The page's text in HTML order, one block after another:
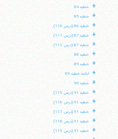
+ خطبه 84
+ خطبه 85
+ خطبه 86 (درس 110)
+ خطبه 87 (درس 111)
+ خطبه 87 (درس 112)
+ خطبه 88
+ خطبه 89
+ ادامه خطبه 89
+ خطبه 90
+ خطبه 91 (درس 115)
+ خطبه 91 (درس 116)
+ خطبه 91 (درس 117)
+ خطبه 91 (درس 118)
+ خطبه 91 (درس 119)